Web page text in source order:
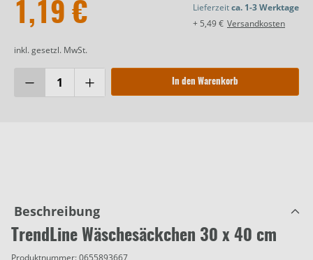
1,19 €
inkl. gesetzl. MwSt.
Lieferzeitca. 1-3 Werktage
+ 5,49 € Versandkosten
In den Warenkorb
Beschreibung
TrendLine Wäschesäckchen 30 x 40 cm
Produktnummer:0655893667